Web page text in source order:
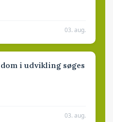
03. aug.
i udvikling søges
03. aug.